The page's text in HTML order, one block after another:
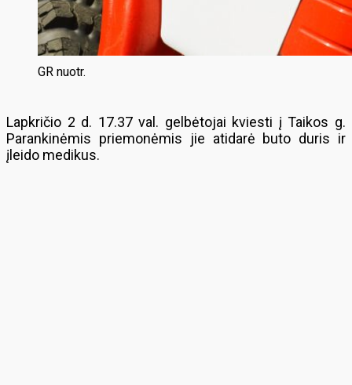
GR nuotr.
Lapkričio 2 d. 17.37 val. gelbėtojai kviesti į Taikos g.
Parankinėmis priemonėmis jie atidarė buto duris ir
įleido medikus.